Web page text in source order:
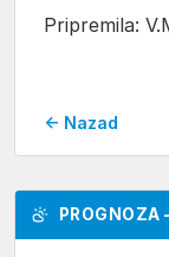
Pripremila:
← Nazad
PROGNOZA